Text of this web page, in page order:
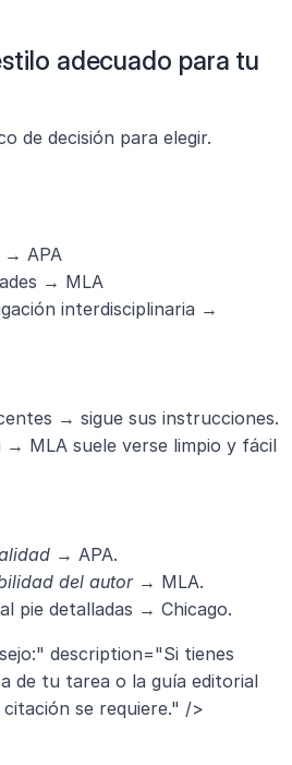
adecuado para tu
de decisión para elegir.
→ APA
→ MLA
interdisciplinaria →
→ sigue sus instrucciones.
→ MLA suele verse limpio y fácil
→ APA.
del autor → MLA.
pie detalladas → Chicago.
description="Si tienes
de tu tarea o la guía editorial
se requiere." />